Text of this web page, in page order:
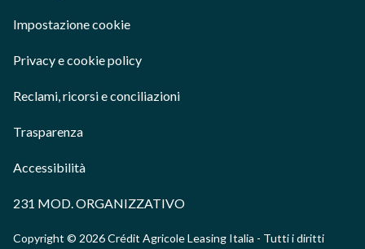
Impostazione cookie
Privacy e cookie policy
Reclami, ricorsi e conciliazioni
Trasparenza
Accessibilità
231 MOD. ORGANIZZATIVO
Copyright © 2026 Crédit Agricole Leasing Italia - Tutti i diritti